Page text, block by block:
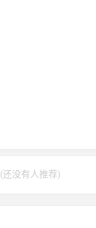
(还没有人推荐)